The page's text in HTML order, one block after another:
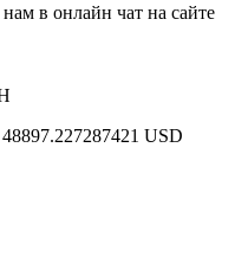
в онлайн чат на сайте
USD